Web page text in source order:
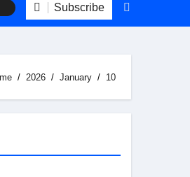
Subscribe
2026 January 10